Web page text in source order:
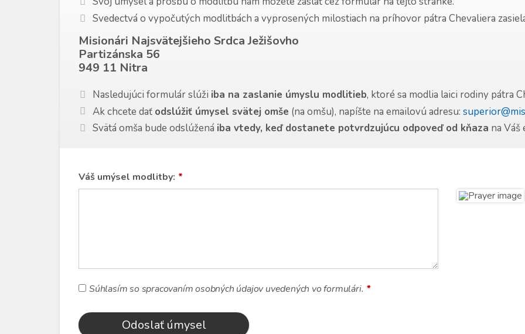
Svedectvá o vypočutých modlitbách a vyprosených milostiach na príhovor pátra Chevaliera
Misionári Najsvätejšieho Srdca Ježišovho
Partizánska 56
949 11 Nitra
Nasledujúci formulár slúži iba na zaslanie úmyslu modlitieb, ktoré sa modlia laici rodiny pátra
Ak chcete dať odslúžiť úmysel svätej omše (na omšu), napíšte na emailovú adresu:
Svätá omša bude odslúžená iba vtedy, keď dostanete potvrdzujúcu odpoveď od kňaza na Váš
Váš umýsel modlitby: *
Súhlasím so spracovaním osobných údajov uvedených vo formulári. *
Odoslať úmysel